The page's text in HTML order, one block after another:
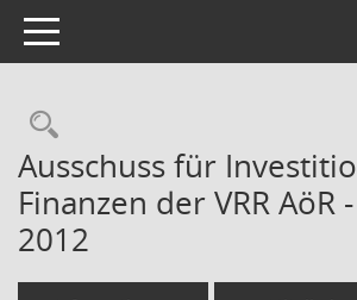
Toggle navigation
Rechercheauswahl
Ausschuss für
Finanzen der VRR AöR
2012